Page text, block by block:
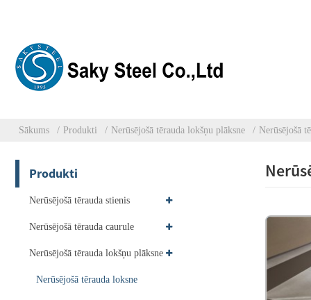
Sākums Produkti Nerūsējošā tērauda lokšņu plāksne Nerūsējošā
Produkti
Nerūsējošā tērauda stienis
Nerūsējošā tērauda caurule
Nerūsējošā tērauda lokšņu plāksne
Nerūsējošā tērauda loksne